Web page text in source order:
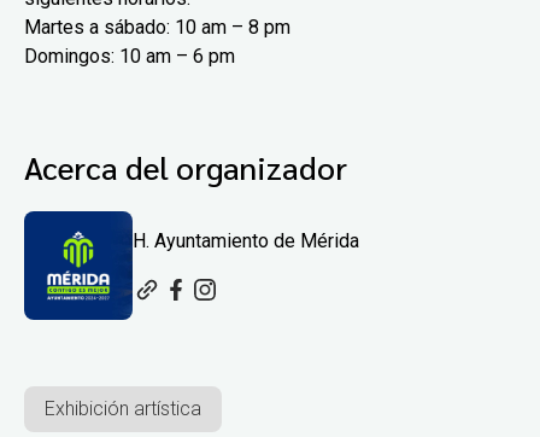
Martes a sábado: 10 am – 8 pm
Domingos: 10 am – 6 pm
Acerca del organizador
H. Ayuntamiento de Mérida
Exhibición artística